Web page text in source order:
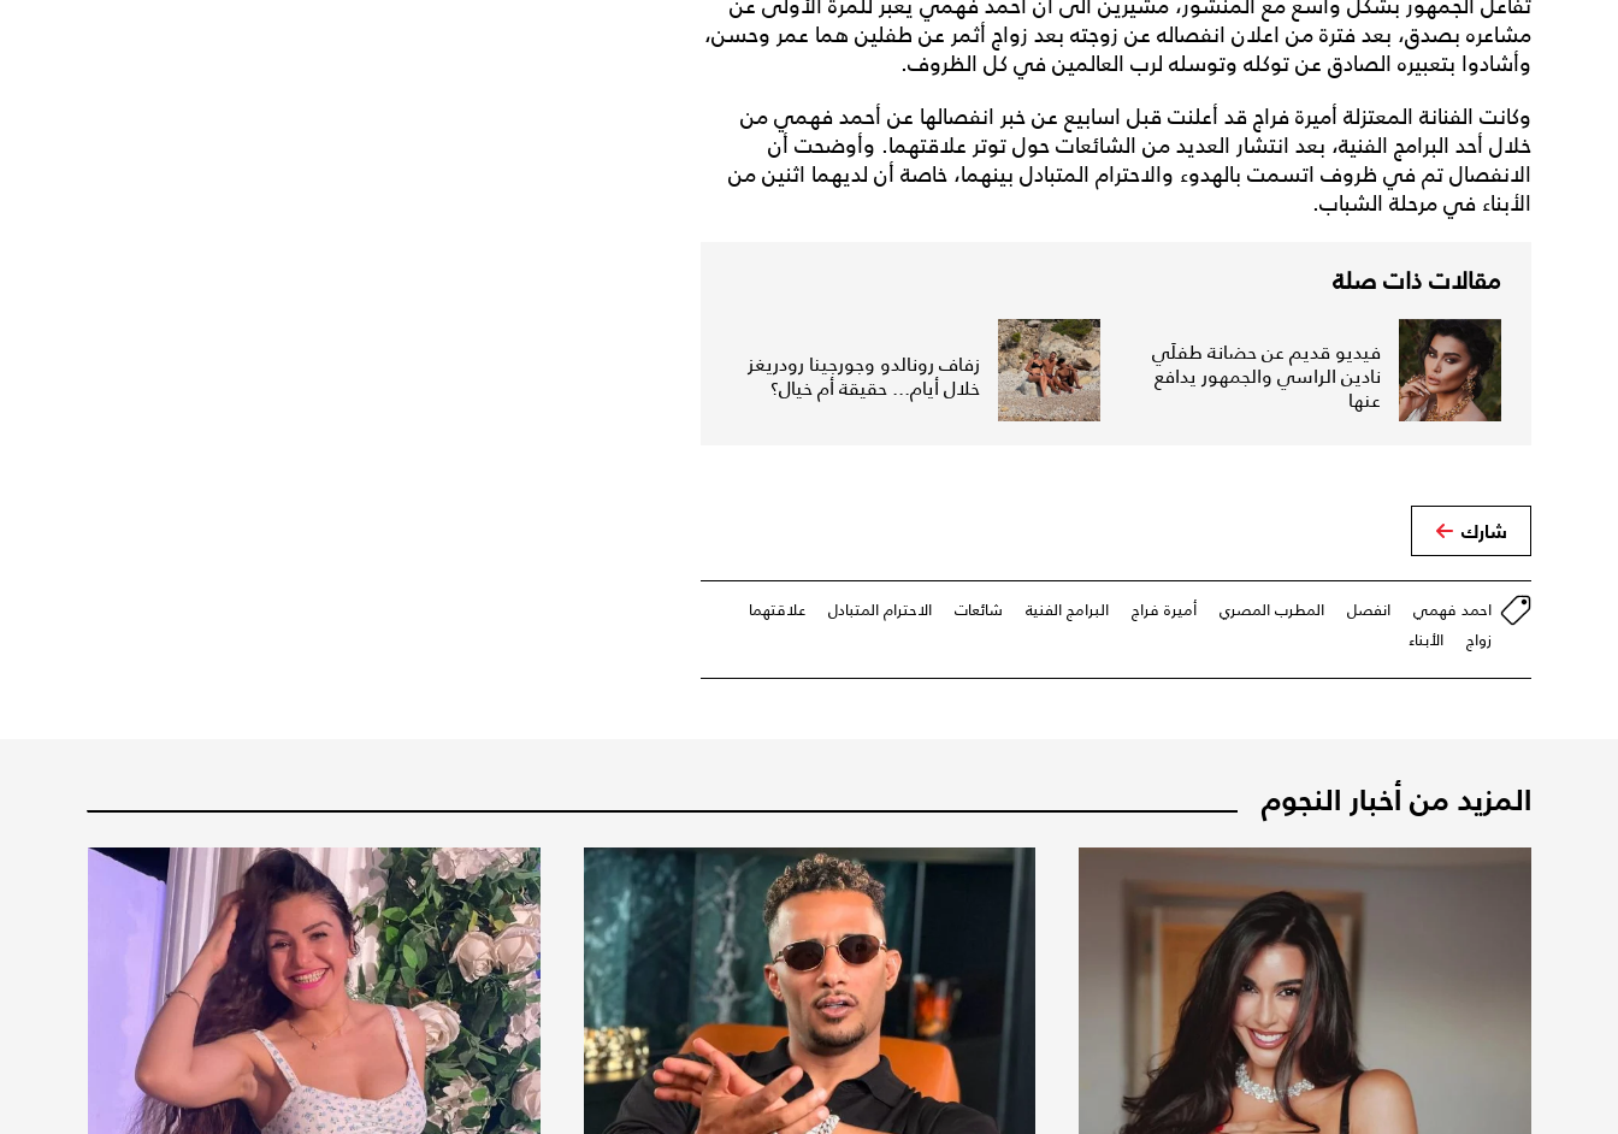
مشاعره بصدق، بعد فترة من اعلان انفصاله عن زوجته بعد زواج أثمر عن طفلين هما عمر وحسن،
وأشادوا بتعبيره الصادق عن توكله وتوسله لرب العالمين في كل الظروف.
وكانت الفنانة المعتزلة أميرة فراج قد أعلنت قبل اسابيع عن خبر انفصالها عن أحمد فهمي من
خلال أحد البرامج الفنية، بعد انتشار العديد من الشائعات حول توتر علاقتهما. وأوضحت أن
الانفصال تم في ظروف اتسمت بالهدوء والاحترام المتبادل بينهما، خاصة أن لديهما اثنين من
الأبناء في مرحلة الشباب.
مقالات ذات صلة
فيديو قديم عن حضانة طفلَي
نادين الراسي والجمهور يدافع
عنها
زفاف رونالدو وجورجينا رودريغز
خلال أيام... حقيقة أم خيال؟
شارك
احمد فهمي انفصل المطرب المصري أميرة فراج البرامج الفنية شائعات الاحترام المتبادل
علاقتهما
زواج
الأبناء
المزيد من أخبار النجوم